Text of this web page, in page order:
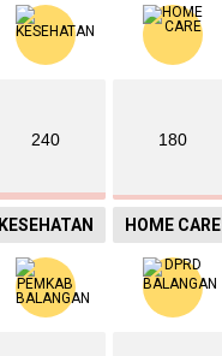
240
KESEHATAN
180
HOME CARE